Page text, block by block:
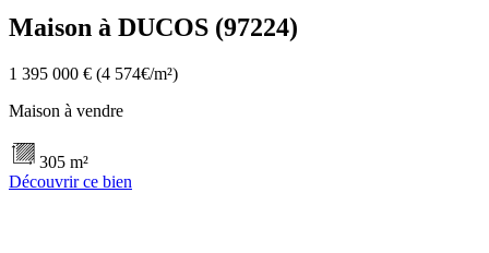
Maison à DUCOS (97224)
1 395 000 € (4 574€/m²)
Maison à vendre
305 m²
Découvrir ce bien